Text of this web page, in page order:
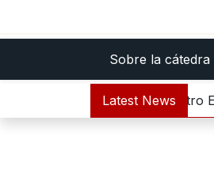
Sobre la cátedra
Latest News
500.000 euros al Centro